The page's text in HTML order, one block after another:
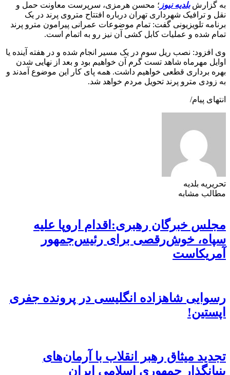
به گزارشبلدیه نیوز ؛ محسن هرمزی، سرپرست معاونت حمل و
نقل و ترافیک شهرداری تهران درباره افتتاح متروی پرند در یک
برنامه تلویزیونی گفت: تمام موضوعات عمرانی پیرامون مترو پرند
تمام شده و عملیات کابل کشی آن نیز رو به اتمام است.
وی افزود: نصب ریل سوم در یک مسیر انجام شده و در هفته آینده یا
اوایل مهرماه شاهد تست گرم آن خواهیم بود و بعد از نهایی شدن
بهره برداری قطعی خواهیم داشت. همه پای کار این موضوع آمدند و
به زودی مترو پرند تحویل مردم خواهد شد.
انتهای پیام/
تحریریه بلدیه
مطالب مشابه
مجلس خبرگان رهبری:اقدام اروپا علیه
سپاه، خوش‌رقصی برای رئیس‌جمهور
آمریکاست
رسوایی شاهزاده انگلیسی در پرونده جفری
اپستین!
تجدید میثاق رهبر انقلاب با آرمان‌های
بنیانگذار جمهوری اسلامی ایران